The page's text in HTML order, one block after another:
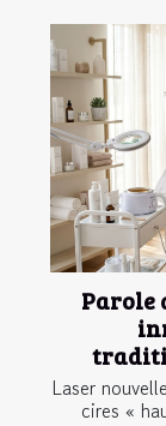
Parole
Laser
cires «